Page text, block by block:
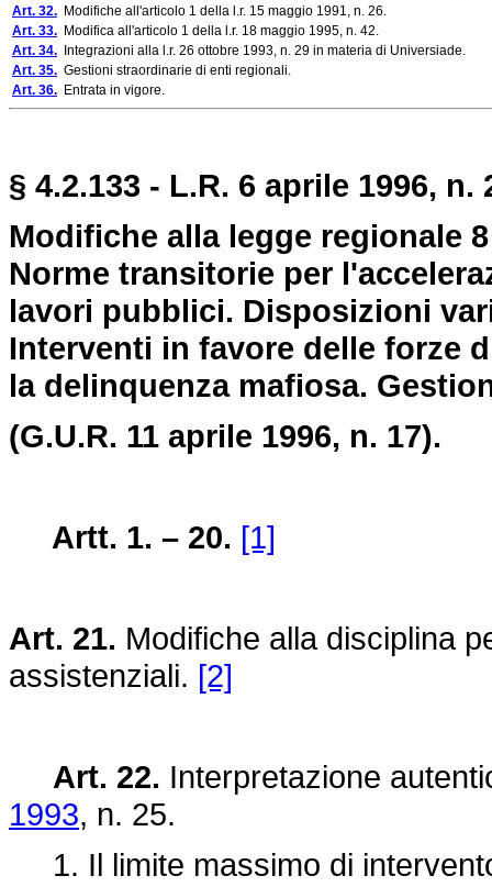
Art. 32. Modifiche all'articolo 1 della l.r. 15 maggio 1991, n. 26.
Art. 33. Modifica all'articolo 1 della l.r. 18 maggio 1995, n. 42.
Art. 34. Integrazioni alla l.r. 26 ottobre 1993, n. 29 in materia di Universiade.
Art. 35. Gestioni straordinarie di enti regionali.
Art. 36. Entrata in vigore.
§ 4.2.133 - L.R. 6 aprile 1996, n.
Modifiche alla legge regionale
Norme transitorie per
lavori pubblici. Disposizioni
Interventi in favore delle forze
la delinquenza mafiosa.
(G.U.R. 11 aprile 1996, n. 17).
Artt. 1. – 20. [1]
Art. 21. Modifiche alla disciplina
assistenziali. [2]
Art. 22. Interpretazione
1993, n. 25.
1. Il limite massimo di